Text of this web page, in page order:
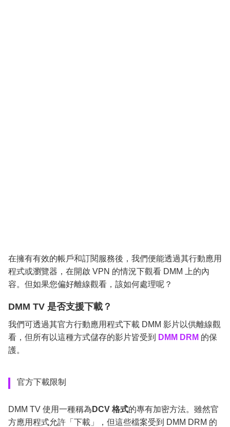
在擁有有效的帳戶和訂閱服務後，我們便能透過其行動應用
程式或瀏覽器，在開啟 VPN 的情況下觀看 DMM 上的內
容。但如果您偏好離線觀看，該如何處理呢？
DMM TV 是否支援下載？
我們可透過其官方行動應用程式下載 DMM 影片以供離線觀
看，但所有以這種方式儲存的影片皆受到
DMM DRM 的保
護。
官方下載限制
DMM TV 使用一種稱為 DCV 格式的專有加密方法。雖然官
方應用程式允許「下載」，但這些檔案受到 DMM DRM 的